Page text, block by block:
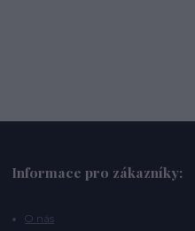
Informace pro zákazníky:
O nás